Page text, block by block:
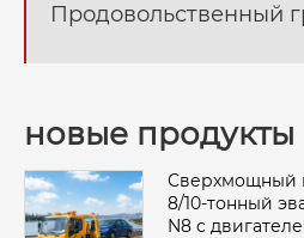
Продовольственный
новые продукты
Сверхмощный
8/10-тонный
N8 с